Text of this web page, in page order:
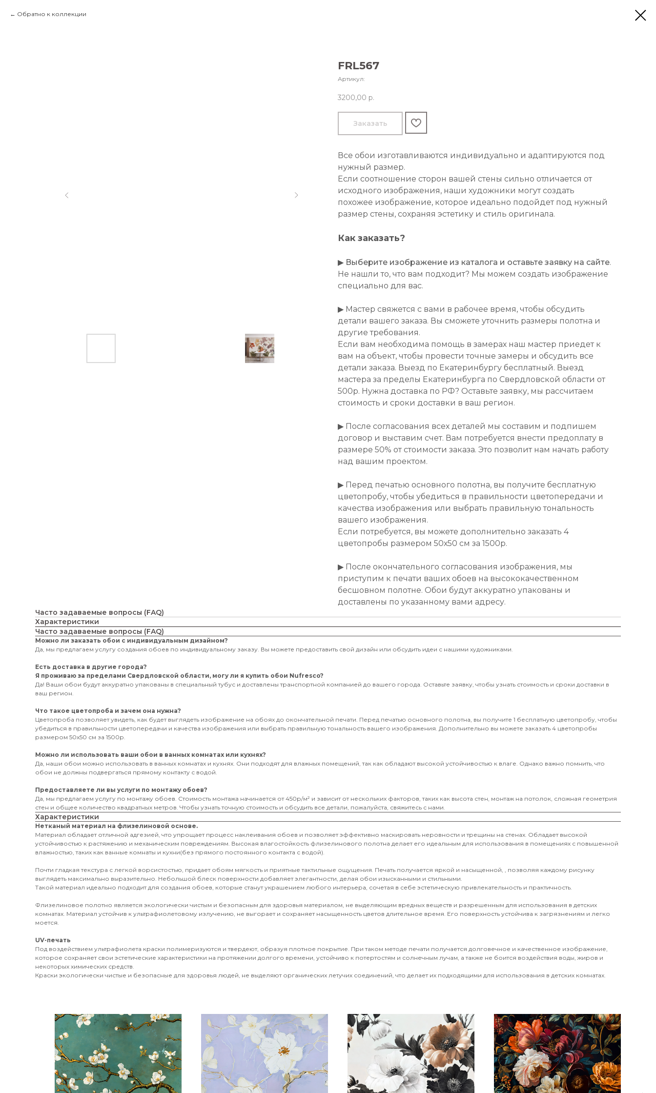
Обратно к коллекции
FRL567
Артикул:
3200,00 р.
Заказать
Все обои изготавливаются индивидуально и адаптируются под
нужный размер.
Если соотношение сторон вашей стены сильно отличается от
исходного изображения, наши художники могут создать
похожее изображение, которое идеально подойдет под нужный
размер стены, сохраняя эстетику и стиль оригинала.
Как заказать?
▶ Выберите изображение из каталога и оставьте заявку на сайте.
Не нашли то, что вам подходит? Мы можем создать изображение
специально для вас.
▶ Мастер свяжется с вами в рабочее время, чтобы обсудить
детали вашего заказа. Вы сможете уточнить размеры полотна и
другие требования.
Если вам необходима помощь в замерах наш мастер приедет к
вам на объект, чтобы провести точные замеры и обсудить все
детали заказа. Выезд по Екатеринбургу бесплатный. Выезд
мастера за пределы Екатеринбурга по Свердловской области от
500р. Нужна доставка по РФ? Оставьте заявку, мы рассчитаем
стоимость и сроки доставки в ваш регион.
▶ После согласования всех деталей мы составим и подпишем
договор и выставим счет. Вам потребуется внести предоплату в
размере 50% от стоимости заказа. Это позволит нам начать работу
над вашим проектом.
▶ Перед печатью основного полотна, вы получите бесплатную
цветопробу, чтобы убедиться в правильности цветопередачи и
качества изображения или выбрать правильную тональность
вашего изображения.
Если потребуется, вы можете дополнительно заказать 4
цветопробы размером 50х50 см за 1500р.
▶ После окончательного согласования изображения, мы
приступим к печати ваших обоев на высококачественном
бесшовном полотне. Обои будут аккуратно упакованы и
доставлены по указанному вами адресу.
Часто задаваемые вопросы (FAQ)
Характеристики
Часто задаваемые вопросы (FAQ)
Можно ли заказать обои с индивидуальным дизайном?
Да, мы предлагаем услугу создания обоев по индивидуальному заказу. Вы можете предоставить свой дизайн или обсудить идеи с нашими художниками.
Есть доставка в другие города?
Я проживаю за пределами Свердловской области, могу ли я купить обои Nufresco?
Да! Ваши обои будут аккуратно упакованы в специальный тубус и доставлены транспортной компанией до вашего города. Оставьте заявку, чтобы узнать стоимость и сроки доставки в
ваш регион.
Что такое цветопроба и зачем она нужна?
Цветопроба позволяет увидеть, как будет выглядеть изображение на обоях до окончательной печати. Перед печатью основного полотна, вы получите 1 бесплатную цветопробу, чтобы
убедиться в правильности цветопередачи и качества изображения или выбрать правильную тональность вашего изображения. Дополнительно вы можете заказать 4 цветопробы
размером 50х50 см за 1500р.
Можно ли использовать ваши обои в ванных комнатах или кухнях?
Да, наши обои можно использовать в ванных комнатах и кухнях. Они подходят для влажных помещений, так как обладают высокой устойчивостью к влаге. Однако важно помнить, что
обои не должны подвергаться прямому контакту с водой.
Предоставляете ли вы услуги по монтажу обоев?
Да, мы предлагаем услугу по монтажу обоев. Стоимость монтажа начинается от 450р/м² и зависит от нескольких факторов, таких как высота стен, монтаж на потолок, сложная геометрия
стен и общее количество квадратных метров. Чтобы узнать точную стоимость и обсудить все детали, пожалуйста, свяжитесь с нами.
Характеристики
Нетканый материал на флизелиновой основе.
Материал обладает отличной адгезией, что упрощает процесс наклеивания обоев и позволяет эффективно маскировать неровности и трещины на стенах. Обладает высокой
устойчивостью к растяжению и механическим повреждениям. Высокая влагостойкость флизелинового полотна делает его идеальным для использования в помещениях с повышенной
влажностью, таких как ванные комнаты и кухни(без прямого постоянного контакта с водой).
Почти гладкая текстура с легкой ворсистостью, придает обоям мягкость и приятные тактильные ощущения. Печать получается яркой и насыщенной, , позволяя каждому рисунку
выглядеть максимально выразительно. Небольшой блеск поверхности добавляет элегантности, делая обои изысканными и стильными.
Такой материал идеально подходит для создания обоев, которые станут украшением любого интерьера, сочетая в себе эстетическую привлекательность и практичность.
Флизелиновое полотно является экологически чистым и безопасным для здоровья материалом, не выделяющим вредных веществ и разрешенным для использования в детских
комнатах. Материал устойчив к ультрафиолетовому излучению, не выгорает и сохраняет насыщенность цветов длительное время. Его поверхность устойчива к загрязнениям и легко
моется.
UV-печать
Под воздействием ультрафиолета краски полимеризуются и твердеют, образуя плотное покрытие. При таком методе печати получается долговечное и качественное изображение,
которое сохраняет свои эстетические характеристики на протяжении долгого времени, устойчиво к потертостям и солнечным лучам, а также не боится воздействия воды, жиров и
некоторых химических средств.
Краски экологически чистые и безопасные для здоровья людей, не выделяют органических летучих соединений, что делает их подходящими для использования в детских комнатах.